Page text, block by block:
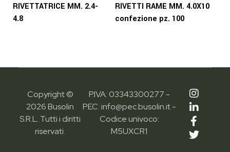
RIVETTATRICE MM. 2.4-
4.8
RIVETTI RAME MM. 4.0X10
confezione pz. 100
Copyright ©
2026 Busolin
S.R.L. Tutti i diritti
riservati.
P.IVA: 03343300277 -
PEC: info@pec.busolin.it -
Codice univoco:
M5UXCR1